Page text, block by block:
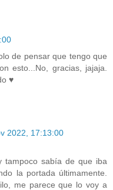
de pensar que tengo que
esto...No, gracias, jajaja.
♥
2022, 17:13:00
tampoco sabía de que iba
la portada últimamente.
me parece que lo voy a